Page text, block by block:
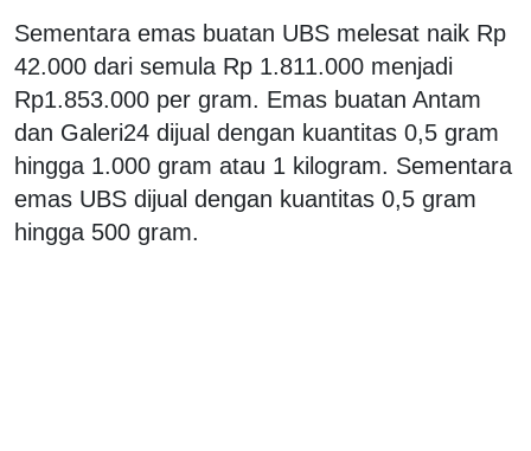
Sementara emas buatan UBS melesat naik Rp
42.000 dari semula Rp 1.811.000 menjadi
Rp1.853.000 per gram. Emas buatan Antam
dan Galeri24 dijual dengan kuantitas 0,5 gram
hingga 1.000 gram atau 1 kilogram. Sementara
emas UBS dijual dengan kuantitas 0,5 gram
hingga 500 gram.